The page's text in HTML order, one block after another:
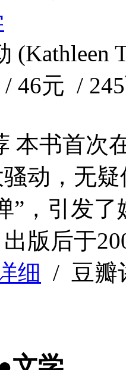
46元 /
本书首次
动，无
”，引发
版后于
细 / 豆瓣